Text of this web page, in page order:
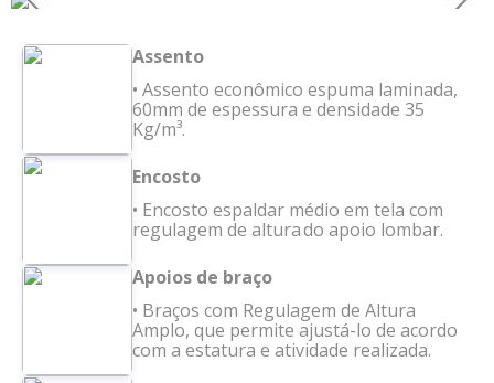
Assento
• Assento econômico espuma laminada,
60mm de espessura e densidade 35
Kg/m³.
Encosto
• Encosto espaldar médio em tela com
regulagem de altura do apoio lombar.
Apoios de braço
• Braços com Regulagem de Altura
Amplo, que permite ajustá-lo de acordo
com a estatura e atividade realizada.